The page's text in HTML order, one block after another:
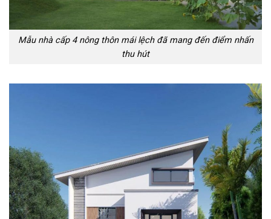
Mẫu nhà cấp 4 nông thôn mái lệch đã mang đến điểm nhấn
thu hút